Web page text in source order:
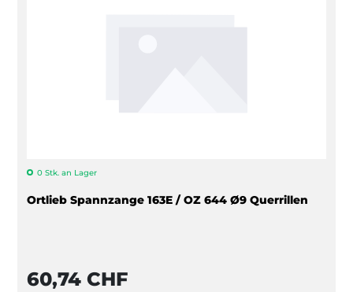
0 Stk. an Lager
Ortlieb Spannzange 163E / OZ 644 Ø9 Querrillen
60,74 CHF